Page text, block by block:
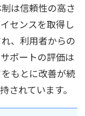
は信頼性の高さ
センスを取得し
、利用者からの
ポートの評価は
もとに改善が続
されています。